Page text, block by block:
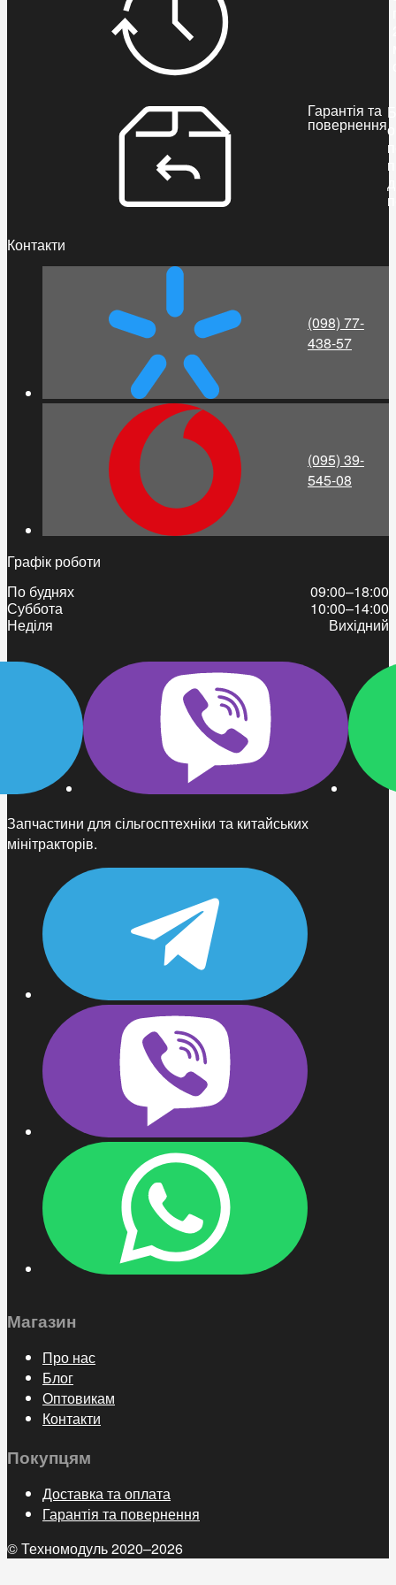
Гарантія та
повернення
Запчастини для сільгосптехніки та китайських
мінітракторів.
Магазин
Про нас
Блог
Оптовикам
Контакти
Покупцям
Доставка та оплата
Гарантія та повернення
© Техномодуль 2020–2026
Контакти
(098) 77-
438-57
(095) 39-
545-08
Графік роботи
По буднях
09:00–18:00
Суббота
10:00–14:00
Неділя
Вихідний